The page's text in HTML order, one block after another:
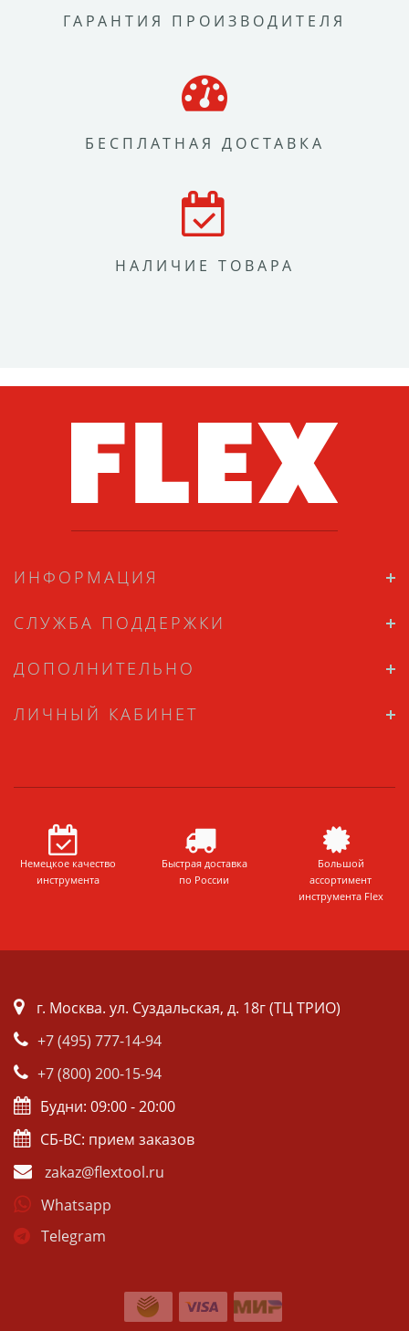
ГАРАНТИЯ ПРОИЗВОДИТЕЛЯ
БЕСПЛАТНАЯ ДОСТАВКА
НАЛИЧИЕ ТОВАРА
ИНФОРМАЦИЯ
СЛУЖБА ПОДДЕРЖКИ
ДОПОЛНИТЕЛЬНО
ЛИЧНЫЙ КАБИНЕТ
Немецкое качество
инструмента
Быстрая доставка
по России
Большой
ассортимент
инструмента Flex
г. Москва. ул. Суздальская, д. 18г (ТЦ ТРИО)
+7 (495) 777-14-94
+7 (800) 200-15-94
Будни: 09:00 - 20:00
СБ-ВС: прием заказов
zakaz@flextool.ru
Whatsapp
Telegram